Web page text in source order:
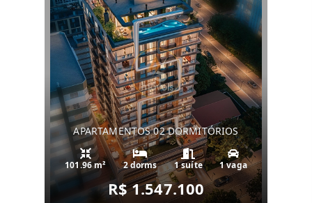
APARTAMENTOS 02 DORMITÓRIOS
101.96 m² 2 dorms 1 suíte 1 vaga
R$ 1.547.100